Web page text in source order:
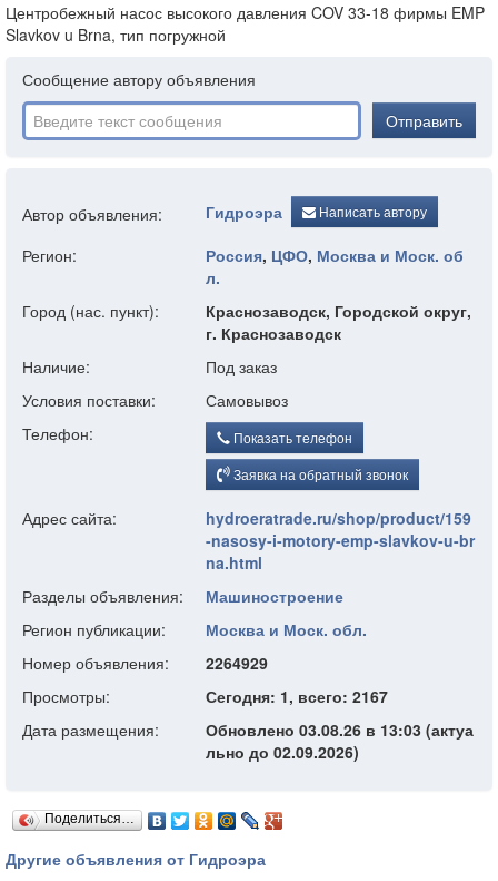
Центробежный насос высокого давления COV 33-18 фирмы EMP
Slavkov u Brna, тип погружной
Сообщение автору объявления
Отправить
Автор объявления: Гидроэра Написать автору
Регион: Россия, ЦФО, Москва и Моск. об
л.
Город (нас. пункт):
Краснозаводск, Городской округ,
г. Краснозаводск
Наличие:
Под заказ
Условия поставки:
Самовывоз
Телефон:
Показать телефон
Заявка на обратный звонок
Адрес сайта:
hydroeratrade.ru/shop/product/159
-nasosy-i-motory-emp-slavkov-u-br
na.html
Разделы объявления:
Машиностроение
Регион публикации:
Москва и Моск. обл.
Номер объявления:
2264929
Просмотры:
Сегодня: 1, всего: 2167
Дата размещения:
Обновлено 03.08.26 в 13:03 (актуа
льно до 02.09.2026)
Поделиться…
Другие объявления от Гидроэра